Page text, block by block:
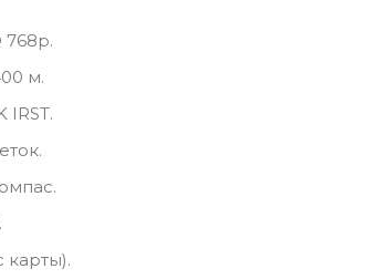
768p.
м.
IRST.
карты).